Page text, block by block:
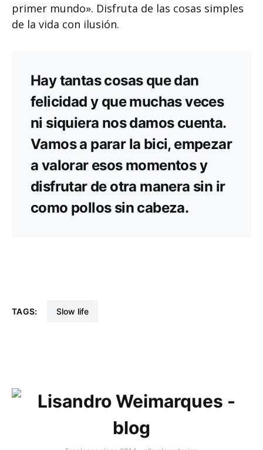
primer mundo». Disfruta de las cosas simples
de la vida con ilusión.
Hay tantas cosas que dan
felicidad y que muchas veces
ni siquiera nos damos cuenta.
Vamos a parar la bici, empezar
a valorar esos momentos y
disfrutar de otra manera sin ir
como pollos sin cabeza.
TAGS: slow life